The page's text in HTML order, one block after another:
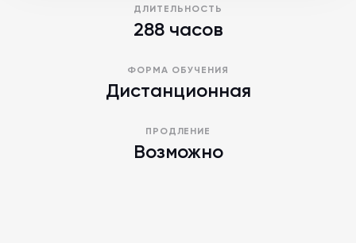
ДЛИТЕЛЬНОСТЬ
288 часов
ФОРМА ОБУЧЕНИЯ
Дистанционная
ПРОДЛЕНИЕ
Возможно